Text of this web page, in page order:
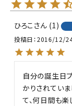
ひろこ 1
投稿日 2016/12/
自分の誕生日
かりされてい
て、何日間も